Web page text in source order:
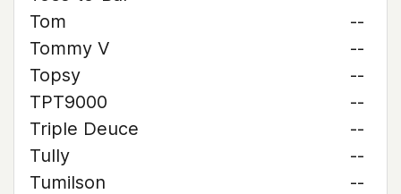
Tom
--
Tommy V
--
Topsy
--
TPT9000
--
Triple Deuce
--
Tully
--
Tumilson
--